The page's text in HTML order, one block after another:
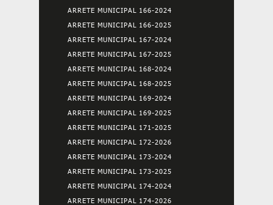
ARRETE MUNICIPAL 166-2024
ARRETE MUNICIPAL 166-2025
ARRETE MUNICIPAL 167-2024
ARRETE MUNICIPAL 167-2025
ARRETE MUNICIPAL 168-2024
ARRETE MUNICIPAL 168-2025
ARRETE MUNICIPAL 169-2024
ARRETE MUNICIPAL 169-2025
ARRETE MUNICIPAL 171-2025
ARRETE MUNICIPAL 172-2026
ARRETE MUNICIPAL 173-2024
ARRETE MUNICIPAL 173-2025
ARRETE MUNICIPAL 174-2024
ARRETE MUNICIPAL 174-2026